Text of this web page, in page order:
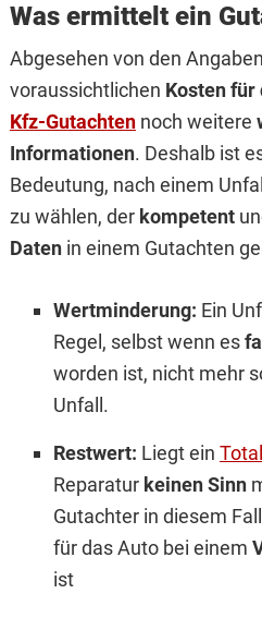
Was ermittelt ein
Abgesehen von den
voraussichtlichen Kosten für
Kfz-Gutachtennoch weitere
Informationen. Deshalb ist
Bedeutung, nach einem
zu wählen, der kompetent
Datenin einem Gutachten
Wertminderung: Ein
Regel, selbst wenn es
worden ist, nicht mehr
Unfall.
Restwert: Liegt ein
Reparatur keinen Sinn
Gutachter in diesem
für das Auto bei einem
ist